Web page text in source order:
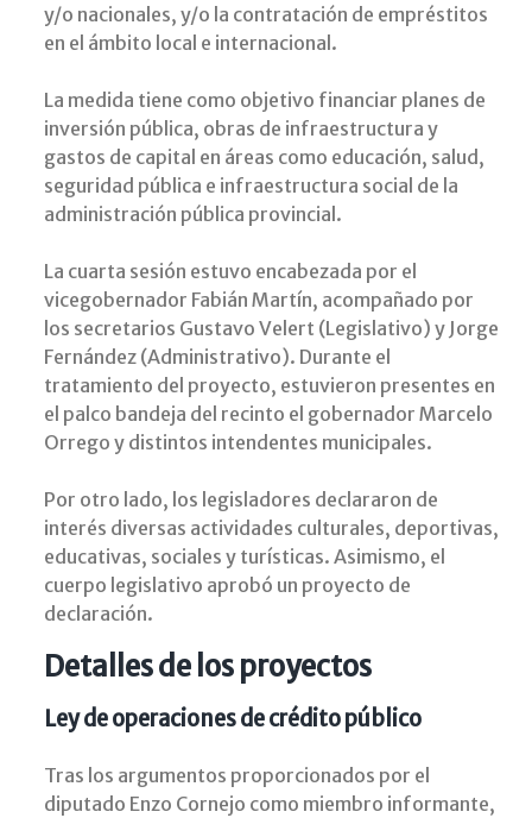
y/o nacionales, y/o la contratación de empréstitos
en el ámbito local e internacional.
La medida tiene como objetivo financiar planes de
inversión pública, obras de infraestructura y
gastos de capital en áreas como educación, salud,
seguridad pública e infraestructura social de la
administración pública provincial.
La cuarta sesión estuvo encabezada por el
vicegobernador Fabián Martín, acompañado por
los secretarios Gustavo Velert (Legislativo) y Jorge
Fernández (Administrativo). Durante el
tratamiento del proyecto, estuvieron presentes en
el palco bandeja del recinto el gobernador Marcelo
Orrego y distintos intendentes municipales.
Por otro lado, los legisladores declararon de
interés diversas actividades culturales, deportivas,
educativas, sociales y turísticas. Asimismo, el
cuerpo legislativo aprobó un proyecto de
declaración.
Detalles de los proyectos
Ley de operaciones de crédito público
Tras los argumentos proporcionados por el
diputado Enzo Cornejo como miembro informante,